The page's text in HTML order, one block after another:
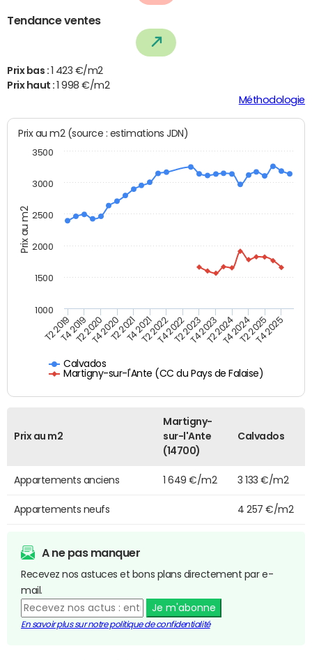
Tendance ventes
Prix bas : 1 423 €/m2
Prix haut :1 998 €/m2
Méthodologie
Prix au m2
Prix au m2 (source : estimations JDN)
Calvados
Martigny-sur-l'Ante (CC du Pays de Falaise)
T2 2019T4 2019T2 2020T4 2020T2 2021T4 2021T2 2022T4 2022T2 2023T4 2023T2 2024T4 2024T2 2025T4 2025
1000
1500
2000
2500
3000
3500
Prix au m2
Martigny-
sur-l'Ante
(14700)
Calvados
Appartements anciens 1 649 €/m2 3 133 €/m2
Appartements neufs 4 257 €/m2
A ne pas manquer
Recevez nos astuces et bons plans directement par e-
mail.
Je m'abonne
En savoir plus sur notre politique de confidentialité